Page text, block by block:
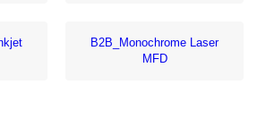
B2B_Monochrome Laser
MFD